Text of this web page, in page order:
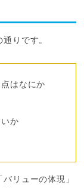
りです。
はなにか
か
リューの体現」